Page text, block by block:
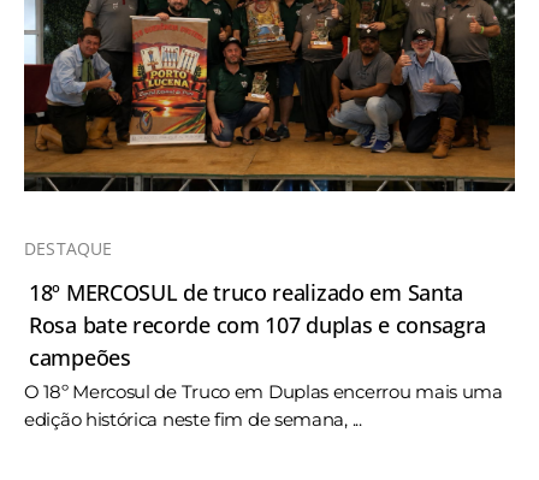
DESTAQUE
18º MERCOSUL de truco realizado em Santa
Rosa bate recorde com 107 duplas e consagra
campeões
O 18º Mercosul de Truco em Duplas encerrou mais uma
edição histórica neste fim de semana, ...